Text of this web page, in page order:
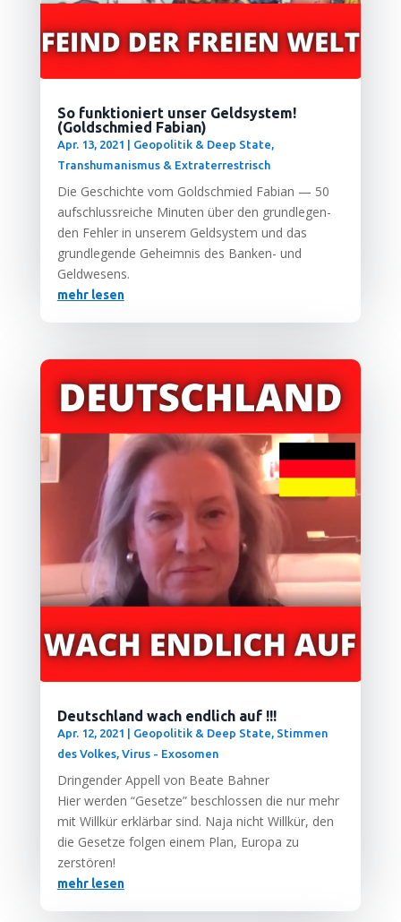
So funktioniert unser Geldsystem!
(Goldschmied Fabian)
Apr. 13, 2021 Geopolitik & Deep State,
Transhumanismus & Extraterrestrisch
Die Geschich­te vom Gold­schmied Fabi­an — 50
auf­schluss­rei­che Minu­ten über den grund­le­gen­
den Feh­ler in unse­rem Geld­sys­tem und das
grund­le­gen­de Geheim­nis des Ban­ken- und
Geldwesens.
mehr lesen
Deutschland wach endlich auf !!!
Apr. 12, 2021 | Geopolitik & Deep State, Stimmen
des Volkes, Virus - Exosomen
Drin­gen­der Appell von Bea­te Bahner
Hier wer­den “Geset­ze” beschlos­sen die nur mehr
mit Will­kür erklär­bar sind. Naja nicht Will­kür, den
die Geset­ze fol­gen einem Plan, Euro­pa zu
zerstören!
mehr lesen